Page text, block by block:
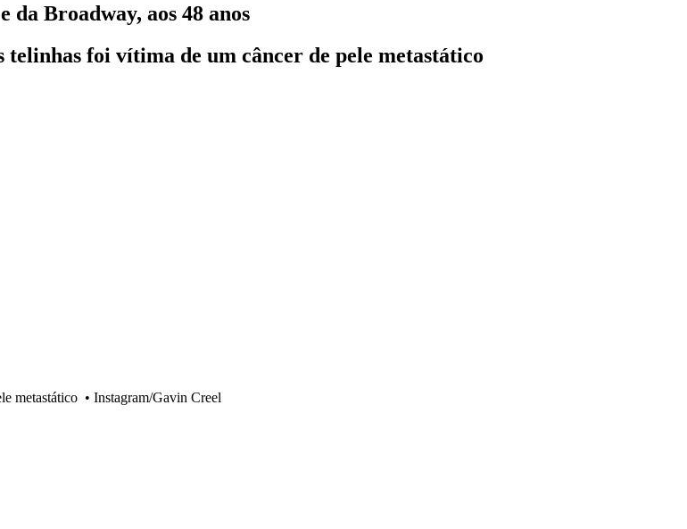
Broadway, aos 48 anos
foi vítima de um câncer de pele metastático
metastático • Instagram/Gavin Creel